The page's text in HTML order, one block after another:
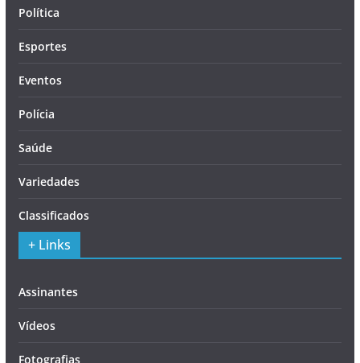
Política
Esportes
Eventos
Polícia
Saúde
Variedades
Classificados
+ Links
Assinantes
Vídeos
Fotografias